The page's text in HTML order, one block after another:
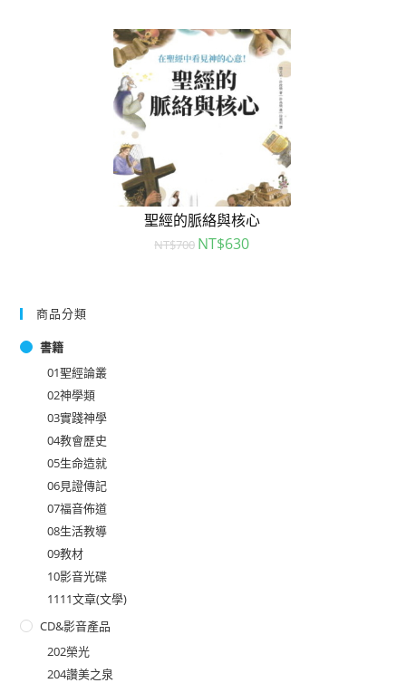
聖經的脈絡與核心
NT$700 NT$630
商品分類
書籍
01聖經論叢
02神學類
03實踐神學
04教會歷史
05生命造就
06見證傳記
07福音佈道
08生活教導
09教材
10影音光碟
1111文章(文學)
CD&影音產品
202榮光
204讚美之泉